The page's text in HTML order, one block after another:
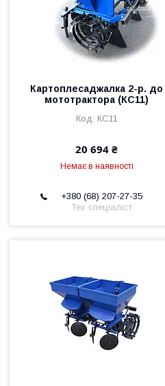
Картоплесаджалка 2-р. до
мототрактора (КС11)
КС11
20 694 ₴
Немає в наявності
+380 (68) 207-27-35
Тех спеціаліст